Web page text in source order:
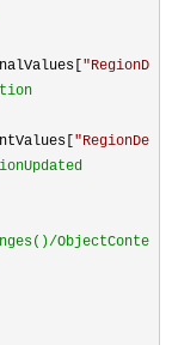
"RegionD
"RegionDe
ObjectConte